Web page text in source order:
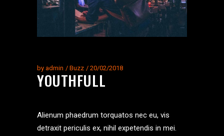
by admin Buzz 20/02/2018
YOUTHFULL
Alienum phaedrum torquatos nec eu, vis
detraxit periculis ex, nihil expetendis in mei.